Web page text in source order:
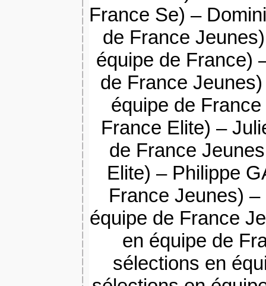
France Se) –
de France
équipe de France)
de France
équipe de
France Elite) –
de France
Elite) – Philippe
France Jeunes)
équipe de France
en équipe de
sélections en